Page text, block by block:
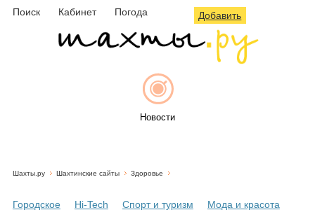
Поиск Кабинет Погода Добавить
Новости
Шахты.ру Шахтинские сайты Здоровье
Городское Hi-Tech Спорт и туризм
Мода и красота